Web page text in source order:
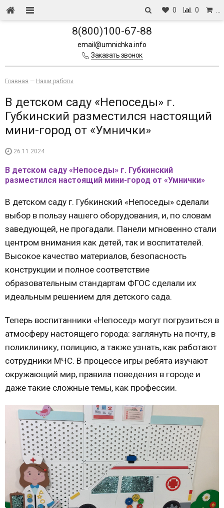
0 0
8(800)100-67-88
email@umnichka.info
Заказать звонок
Главная — Наши работы
В детском саду «Непоседы» г.
Губкинский разместился настоящий
мини-город от «Умнички»
26.11.2024
В детском саду «Непоседы» г. Губкинский
разместился настоящий мини-город от «Умнички»
В детском саду г. Губкинский «Непоседы» сделали
выбор в пользу нашего оборудования, и, по словам
заведующей, не прогадали. Панели мгновенно стали
центром внимания как детей, так и воспитателей.
Высокое качество материалов, безопасность
конструкции и полное соответствие
образовательным стандартам ФГОС сделали их
идеальным решением для детского сада.
Теперь воспитанники «Непосед» могут погрузиться в
атмосферу настоящего города: заглянуть на почту, в
поликлинику, полицию, а также узнать, как работают
сотрудники МЧС. В процессе игры ребята изучают
окружающий мир, правила поведения в городе и
даже такие сложные темы, как профессии.